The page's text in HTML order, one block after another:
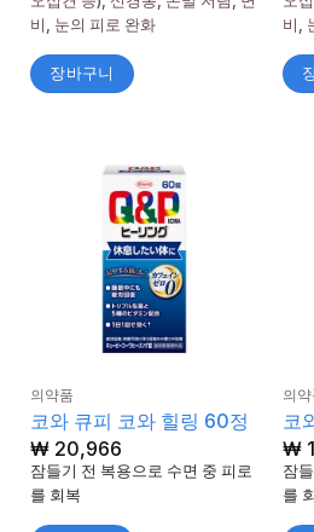
비, 눈의 피로 완화
장바구니
비,
의약품
코와 큐피 코와 힐링 60정
₩20,966
잠들기 전 복용으로 수면 중 피로
를 회복
의약
코
₩
잠
를